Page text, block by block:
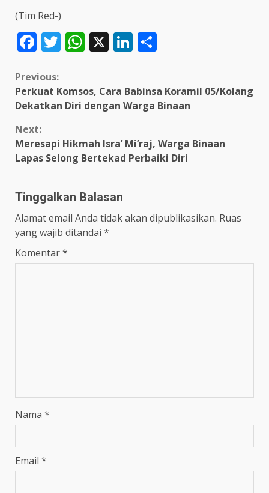
(Tim Red-)
Facebook
Twitter
WhatsApp
X LinkedIn
Continue
Reading
Previous:
Perkuat Komsos, Cara Babinsa Koramil 05/Kolang
Dekatkan Diri dengan Warga Binaan
Next:
Meresapi Hikmah Isra’ Mi’raj, Warga Binaan
Lapas Selong Bertekad Perbaiki Diri
Tinggalkan Balasan
Alamat email Anda tidak akan dipublikasikan. Ruas
yang wajib ditandai *
Komentar*
Nama *
Email *